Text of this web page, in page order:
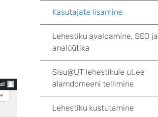
Kasutajate lisamine
Lehestiku avaldamine, SEO ja
analüütika
Sisu@UT lehestikule ut.ee
alamdomeeni tellimine
Lehestiku kustutamine